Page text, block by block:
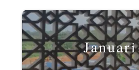
Januari